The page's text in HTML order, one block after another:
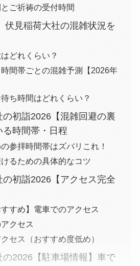
ご祈祷の受付時間
伏見稲荷大社の混雑状況を
どれくらい？
時間帯ごとの混雑予測【2026年
ち時間はどれくらい？
初詣2026【混雑回避の裏
時間帯・日程
参拝時間帯はズバリこれ！
るための具体的なコツ
初詣2026【アクセス完全
すすめ】電車でのアクセス
クセス
セス（おすすめ度低め）
の2026【駐車場情報】車で